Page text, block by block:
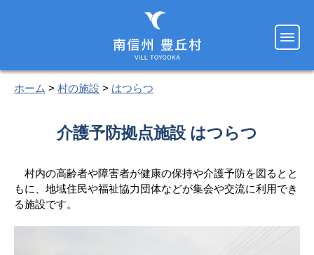
ホーム > 村の施設 > はつらつ
介護予防拠点施設 はつらつ
村内の高齢者や障害者が健康の保持や介護予防を図るとと
もに、地域住民や福祉協力団体などが集会や交流に利用でき
る施設です。